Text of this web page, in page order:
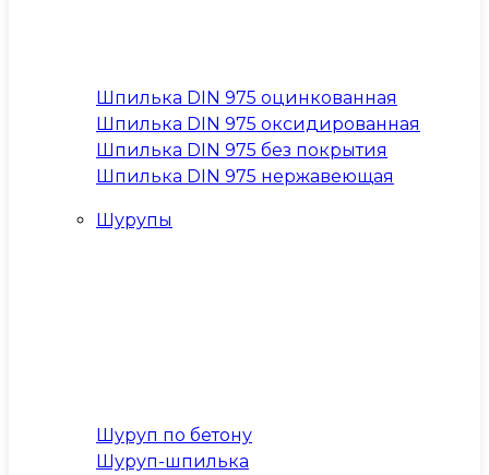
Шпилька DIN 975 оцинкованная
Шпилька DIN 975 оксидированная
Шпилька DIN 975 без покрытия
Шпилька DIN 975 нержавеющая
Шурупы
Шуруп по бетону
Шуруп-шпилька